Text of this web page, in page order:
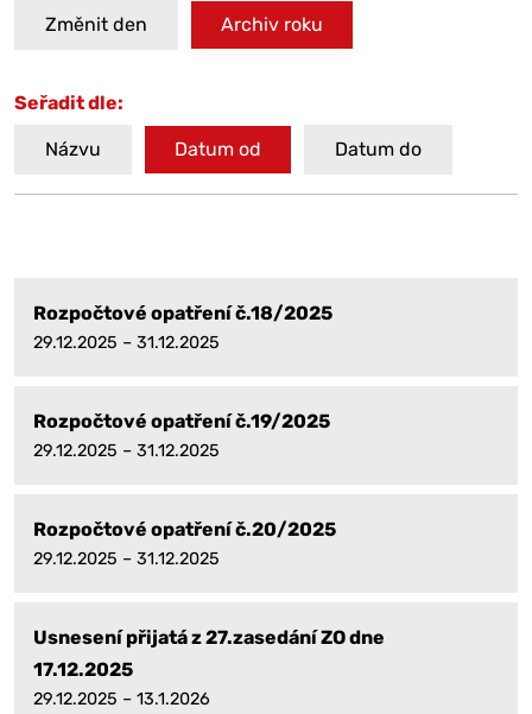
Změnit den Archiv roku
Seřadit dle:
Názvu Datum od Datum do
Rozpočtové opatření č.18/2025
29.12.2025 – 31.12.2025
Rozpočtové opatření č.19/2025
29.12.2025 – 31.12.2025
Rozpočtové opatření č.20/2025
29.12.2025 – 31.12.2025
Usnesení přijatá z 27.zasedání ZO dne
17.12.2025
29.12.2025 – 13.1.2026